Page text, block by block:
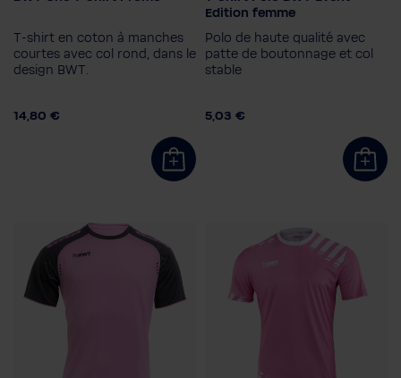
T-shirt en coton à manches
courtes avec col rond, dans le
design BWT.
14,80 €
Taille femme
42
38
Edition femme
Polo de haute qualité avec
patte de boutonnage et col
stable
5,03 €